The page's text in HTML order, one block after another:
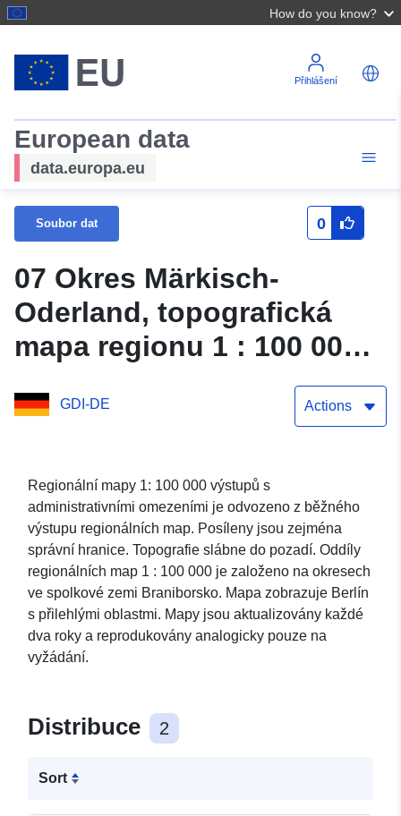
How do you know?
Přihlášení
European data
data.europa.eu
Soubor dat 0
07 Okres Märkisch-
Oderland, topografická
mapa regionu 1 : 100 000 –
omezeními
GDI-DE Actions
Regionální mapy 1: 100 000 výstupů s
administrativními omezeními je odvozeno z běžného
výstupu regionálních map. Posíleny jsou zejména
správní hranice. Topografie slábne do pozadí. Oddíly
regionálních map 1 : 100 000 je založeno na okresech
ve spolkové zemi Braniborsko. Mapa zobrazuje Berlín
s přilehlými oblastmi. Mapy jsou aktualizovány každé
dva roky a reprodukovány analogicky pouze na
vyžádání.
Distribuce 2
Sort